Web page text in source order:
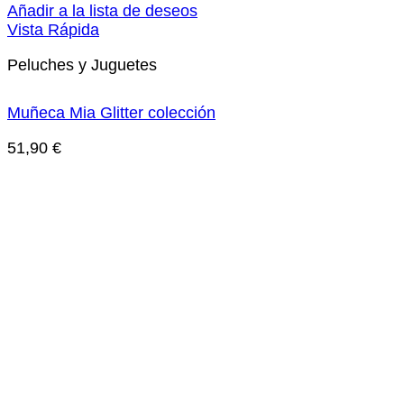
Añadir a la lista de deseos
Vista Rápida
Peluches y Juguetes
Muñeca Mia Glitter colección
51,90 €